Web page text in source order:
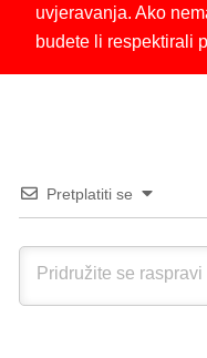
uvjeravanja. Ako
budete li respektirali
Pretplatiti se